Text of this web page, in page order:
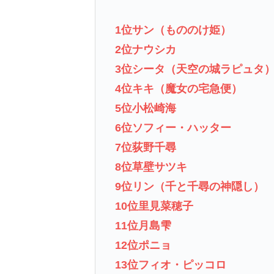
1位サン（もののけ姫）
2位ナウシカ
3位シータ（天空の城ラピュタ
4位キキ（魔女の宅急便）
5位小松崎海
6位ソフィー・ハッター
7位荻野千尋
8位草壁サツキ
9位リン（千と千尋の神隠し）
10位里見菜穂子
11位月島雫
12位ポニョ
13位フィオ・ピッコロ